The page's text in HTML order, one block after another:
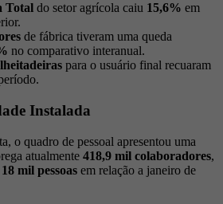
Total do setor agrícola caiu 15,6% em
de fábrica tiveram uma queda
no comparativo interanual.
para o usuário final recuaram
Instalada
o quadro de pessoal apresentou uma
atualmente 418,9 mil colaboradores,
18 mil pessoas em relação a janeiro de